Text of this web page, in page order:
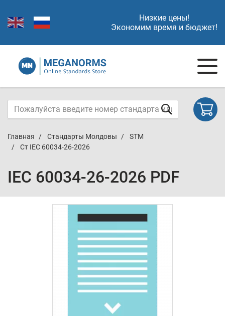
Низкие цены!
Экономим время и бюджет!
Главная Стандарты Молдовы
STM
Ст IEC 60034-26-2026
IEC 60034-26-2026 PDF